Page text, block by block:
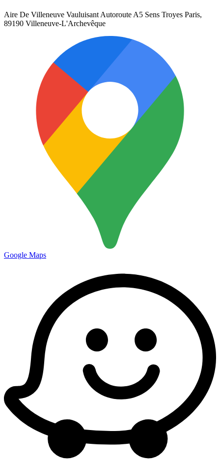
Aire De Villeneuve Vauluisant Autoroute A5 Sens Troyes Paris,
89190 Villeneuve-L'Archevêque
Google Maps